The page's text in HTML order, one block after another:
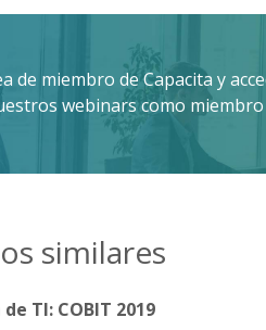
de miembro de Capacita y
webinars como miembro
similares
TI: COBIT 2019